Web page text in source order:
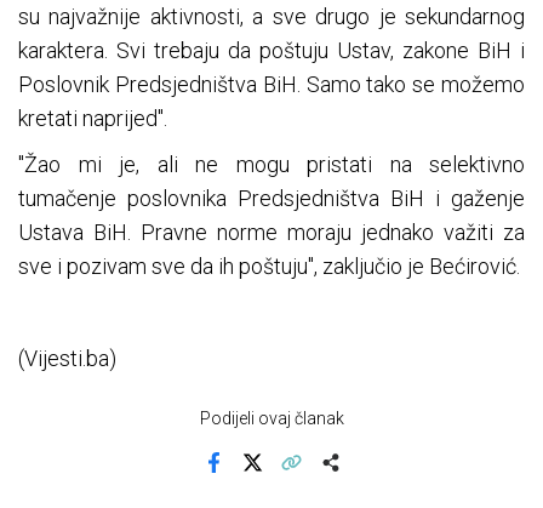
su najvažnije aktivnosti, a sve drugo je sekundarnog
karaktera. Svi trebaju da poštuju Ustav, zakone BiH i
Poslovnik Predsjedništva BiH. Samo tako se možemo
kretati naprijed".
"Žao mi je, ali ne mogu pristati na selektivno
tumačenje poslovnika Predsjedništva BiH i gaženje
Ustava BiH. Pravne norme moraju jednako važiti za
sve i pozivam sve da ih poštuju", zaključio je Bećirović.
(Vijesti.ba)
Podijeli ovaj članak
Facebook